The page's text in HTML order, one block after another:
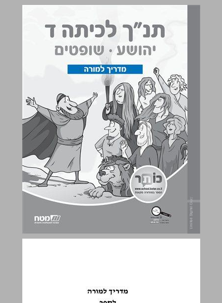
תנ"ך לכיתה ד יהושע • שופטים מדריך למורה ... 0